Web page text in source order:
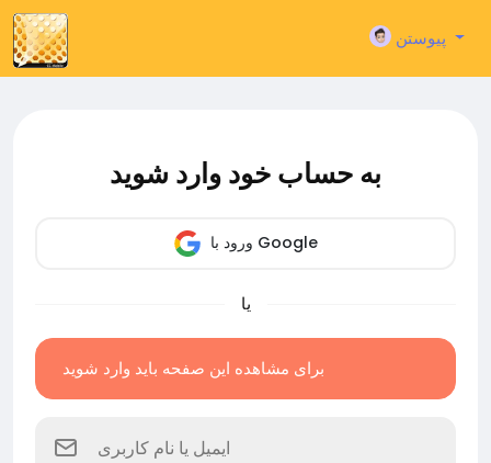
پیوستن
به حساب خود وارد شوید
ورود با Google
یا
برای مشاهده این صفحه باید وارد شوید